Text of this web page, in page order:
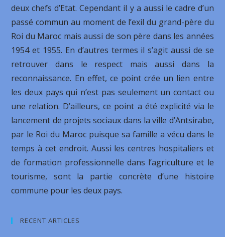
deux chefs d’Etat. Cependant il y a aussi le cadre d’un
passé commun au moment de l’exil du grand-père du
Roi du Maroc mais aussi de son père dans les années
1954 et 1955. En d’autres termes il s’agit aussi de se
retrouver dans le respect mais aussi dans la
reconnaissance. En effet, ce point crée un lien entre
les deux pays qui n’est pas seulement un contact ou
une relation. D’ailleurs, ce point a été explicité via le
lancement de projets sociaux dans la ville d’Antsirabe,
par le Roi du Maroc puisque sa famille a vécu dans le
temps à cet endroit. Aussi les centres hospitaliers et
de formation professionnelle dans l’agriculture et le
tourisme, sont la partie concrète d’une histoire
commune pour les deux pays.
RECENT ARTICLES